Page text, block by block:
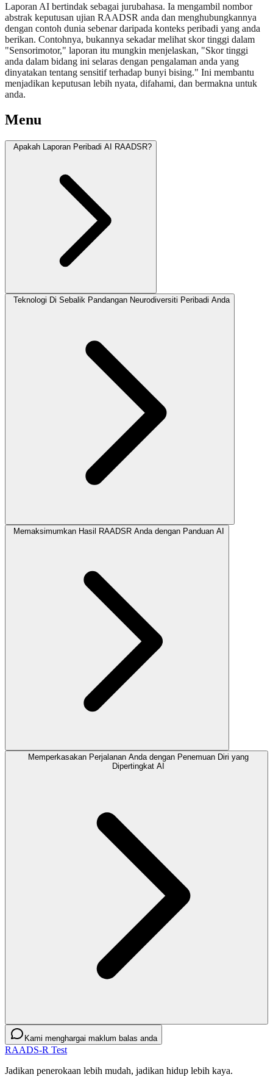
Laporan AI bertindak sebagai jurubahasa. Ia mengambil nombor
abstrak keputusan ujian RAADSR anda dan menghubungkannya
dengan contoh dunia sebenar daripada konteks peribadi yang anda
berikan. Contohnya, bukannya sekadar melihat skor tinggi dalam
"Sensorimotor," laporan itu mungkin menjelaskan, "Skor tinggi
anda dalam bidang ini selaras dengan pengalaman anda yang
dinyatakan tentang sensitif terhadap bunyi bising." Ini membantu
menjadikan keputusan lebih nyata, difahami, dan bermakna untuk
anda.
Menu
Apakah Laporan Peribadi AI RAADSR?
Teknologi Di Sebalik Pandangan Neurodiversiti Peribadi Anda
Memaksimumkan Hasil RAADSR Anda dengan Panduan AI
Memperkasakan Perjalanan Anda dengan Penemuan Diri yang
Dipertingkat AI
Kami menghargai maklum balas anda
RAADS-R Test
Jadikan penerokaan lebih mudah, jadikan hidup lebih kaya.